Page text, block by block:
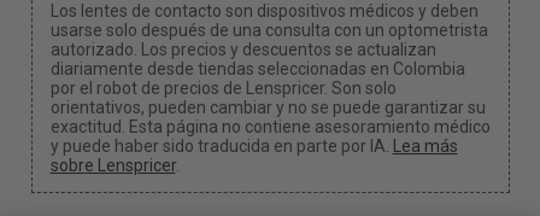
Los lentes de contacto son dispositivos médicos y deben
usarse solo después de una consulta con un optometrista
autorizado. Los precios y descuentos se actualizan
diariamente desde tiendas seleccionadas en Colombia
por el robot de precios de Lenspricer. Son solo
orientativos, pueden cambiar y no se puede garantizar su
exactitud. Esta página no contiene asesoramiento médico
y puede haber sido traducida en parte por IA. Lea más
sobre Lenspricer.